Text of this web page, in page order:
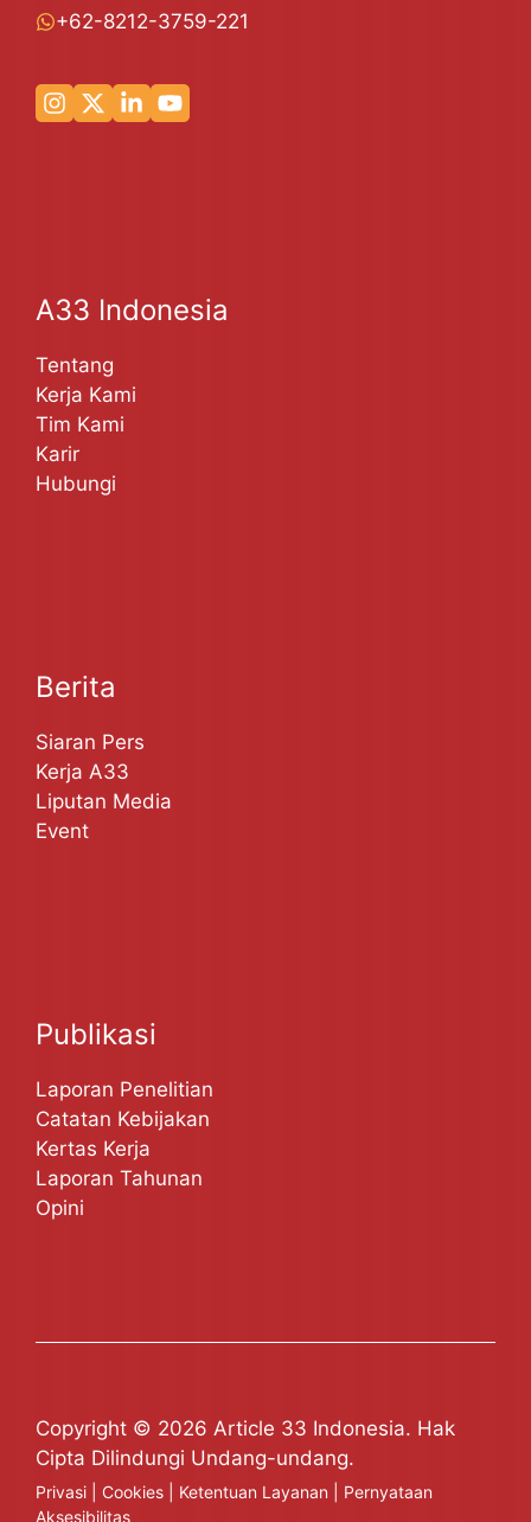
+62-8212-3759-221
A33 Indonesia
Tentang
Kerja Kami
Tim Kami
Karir
Hubungi
Berita
Siaran Pers
Kerja A33
Liputan Media
Event
Publikasi
Laporan Penelitian
Catatan Kebijakan
Kertas Kerja
Laporan Tahunan
Opini
Copyright © 2026 Article 33 Indonesia. Hak
Cipta Dilindungi Undang-undang.
Privasi Cookies Ketentuan Layanan
Pernyataan
Aksesibilitas